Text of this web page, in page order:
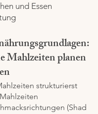
und Essen
Mahlzeiten planen
strukturierst
(Shad